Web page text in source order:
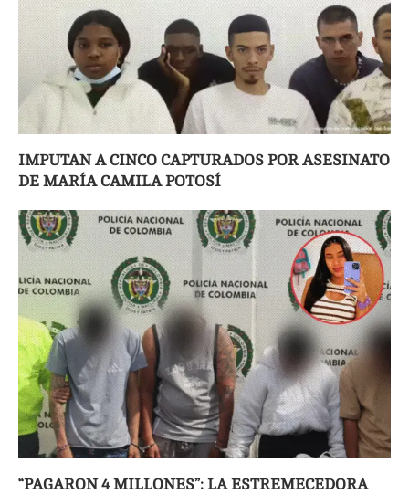
IMPUTAN A CINCO CAPTURADOS POR ASESINATO
DE MARÍA CAMILA POTOSÍ
“PAGARON 4 MILLONES”: LA ESTREMECEDORA